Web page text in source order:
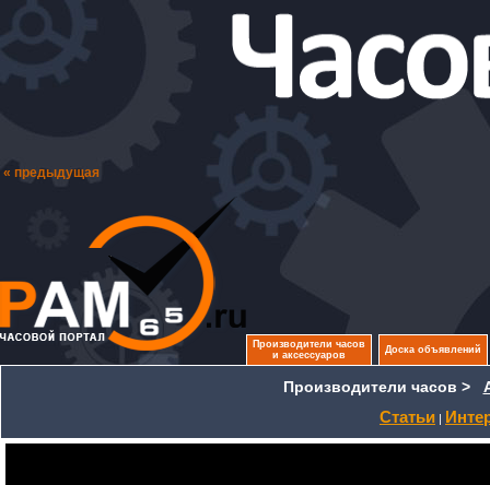
« предыдущая
Производители часов
и аксессуаров
Доска объявлений
Производители часов >
Статьи |